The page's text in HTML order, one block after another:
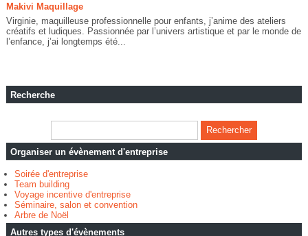
Makivi Maquillage
Virginie, maquilleuse professionnelle pour enfants, j’anime des ateliers
créatifs et ludiques. Passionnée par l’univers artistique et par le monde de
l’enfance, j’ai longtemps été...
Recherche
Organiser un évènement d'entreprise
Soirée d'entreprise
Team building
Voyage incentive d'entreprise
Séminaire, salon et convention
Arbre de Noël
Autres types d'évènements